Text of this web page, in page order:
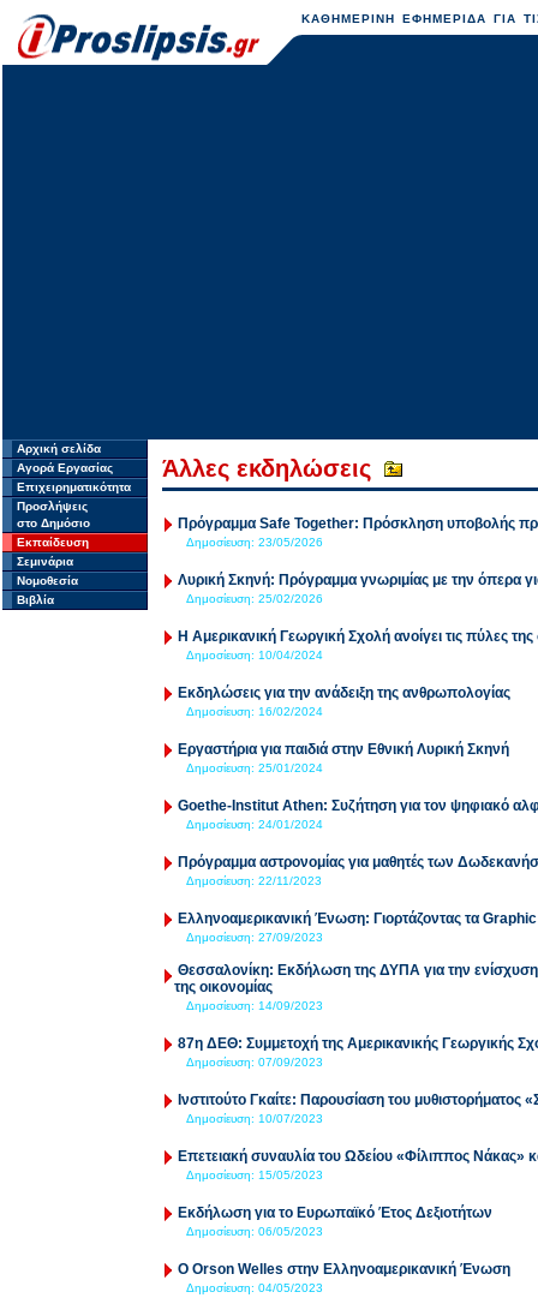
ΚΑΘΗΜΕΡΙΝΗ ΕΦΗΜΕΡΙΔΑ ΓΙΑ
Αρχική σελίδα
Αγορά Εργασίας
Επιχειρηματικότητα
Προσλήψεις
στο Δημόσιο
Εκπαίδευση
Σεμινάρια
Νομοθεσία
Βιβλία
Άλλες εκδηλώσεις
Πρόγραμμα Safe Together: Πρόσκληση υποβολής
Δημοσίευση: 23/05/2026
Λυρική Σκηνή: Πρόγραμμα γνωριμίας με την όπερα
Δημοσίευση: 25/02/2026
Η Αμερικανική Γεωργική Σχολή ανοίγει τις πύλες της
Δημοσίευση: 10/04/2024
Εκδηλώσεις για την ανάδειξη της ανθρωπολογίας
Δημοσίευση: 16/02/2024
Εργαστήρια για παιδιά στην Εθνική Λυρική Σκηνή
Δημοσίευση: 25/01/2024
Goethe-Institut Athen: Συζήτηση για τον ψηφιακό
Δημοσίευση: 24/01/2024
Πρόγραμμα αστρονομίας για μαθητές των
Δημοσίευση: 22/11/2023
Ελληνοαμερικανική Ένωση: Γιορτάζοντας τα
Δημοσίευση: 27/09/2023
Θεσσαλονίκη: Εκδήλωση της ΔΥΠΑ για την ενίσχυση
της οικονομίας
Δημοσίευση: 14/09/2023
87η ΔΕΘ: Συμμετοχή της Αμερικανικής Γεωργικής
Δημοσίευση: 07/09/2023
Ινστιτούτο Γκαίτε: Παρουσίαση του μυθιστορήματος
Δημοσίευση: 10/07/2023
Επετειακή συναυλία του Ωδείου «Φίλιππος
Δημοσίευση: 15/05/2023
Εκδήλωση για το Ευρωπαϊκό Έτος Δεξιοτήτων
Δημοσίευση: 06/05/2023
O Orson Welles στην Ελληνοαμερικανική Ένωση
Δημοσίευση: 04/05/2023